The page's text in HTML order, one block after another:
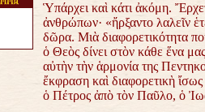
Ὑπάρχει καὶ κάτι ἀκόμη.
ἀνθρώπων· «ἤρξαντο λαλεῖν
δῶρα. Μιὰ διαφορετικότητα
ὁ Θεὸς δίνει στὸν κάθε ἕνα
αὐτὴν τὴν ἁρμονία της
ἔκφραση καὶ διαφορετικὴ
ὁ Πέτρος ἀπὸ τὸν Παῦλο, ὁ